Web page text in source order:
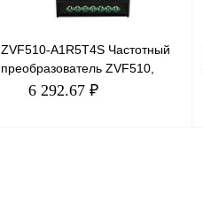
ZVF510-A1R5T4S Частотный
преобразователь ZVF510,
380В, 1,5кВт, 3,7А
6 292.67 ₽